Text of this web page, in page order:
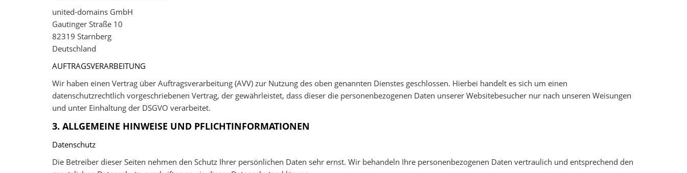
united-domains GmbH
Gautinger Straße 10
82319 Starnberg
Deutschland
AUFTRAGSVERARBEITUNG
Wir haben einen Vertrag über Auftragsverarbeitung (AVV) zur Nutzung des oben genannten Dienstes geschlossen. Hierbei handelt es sich um einen
datenschutzrechtlich vorgeschriebenen Vertrag, der gewährleistet, dass dieser die personenbezogenen Daten unserer Websitebesucher nur nach unseren Weisungen
und unter Einhaltung der DSGVO verarbeitet.
3. ALLGEMEINE HINWEISE UND PFLICHT­INFORMATIONEN
Datenschutz
Die Betreiber dieser Seiten nehmen den Schutz Ihrer persönlichen Daten sehr ernst. Wir behandeln Ihre personenbezogenen Daten vertraulich und entsprechend den